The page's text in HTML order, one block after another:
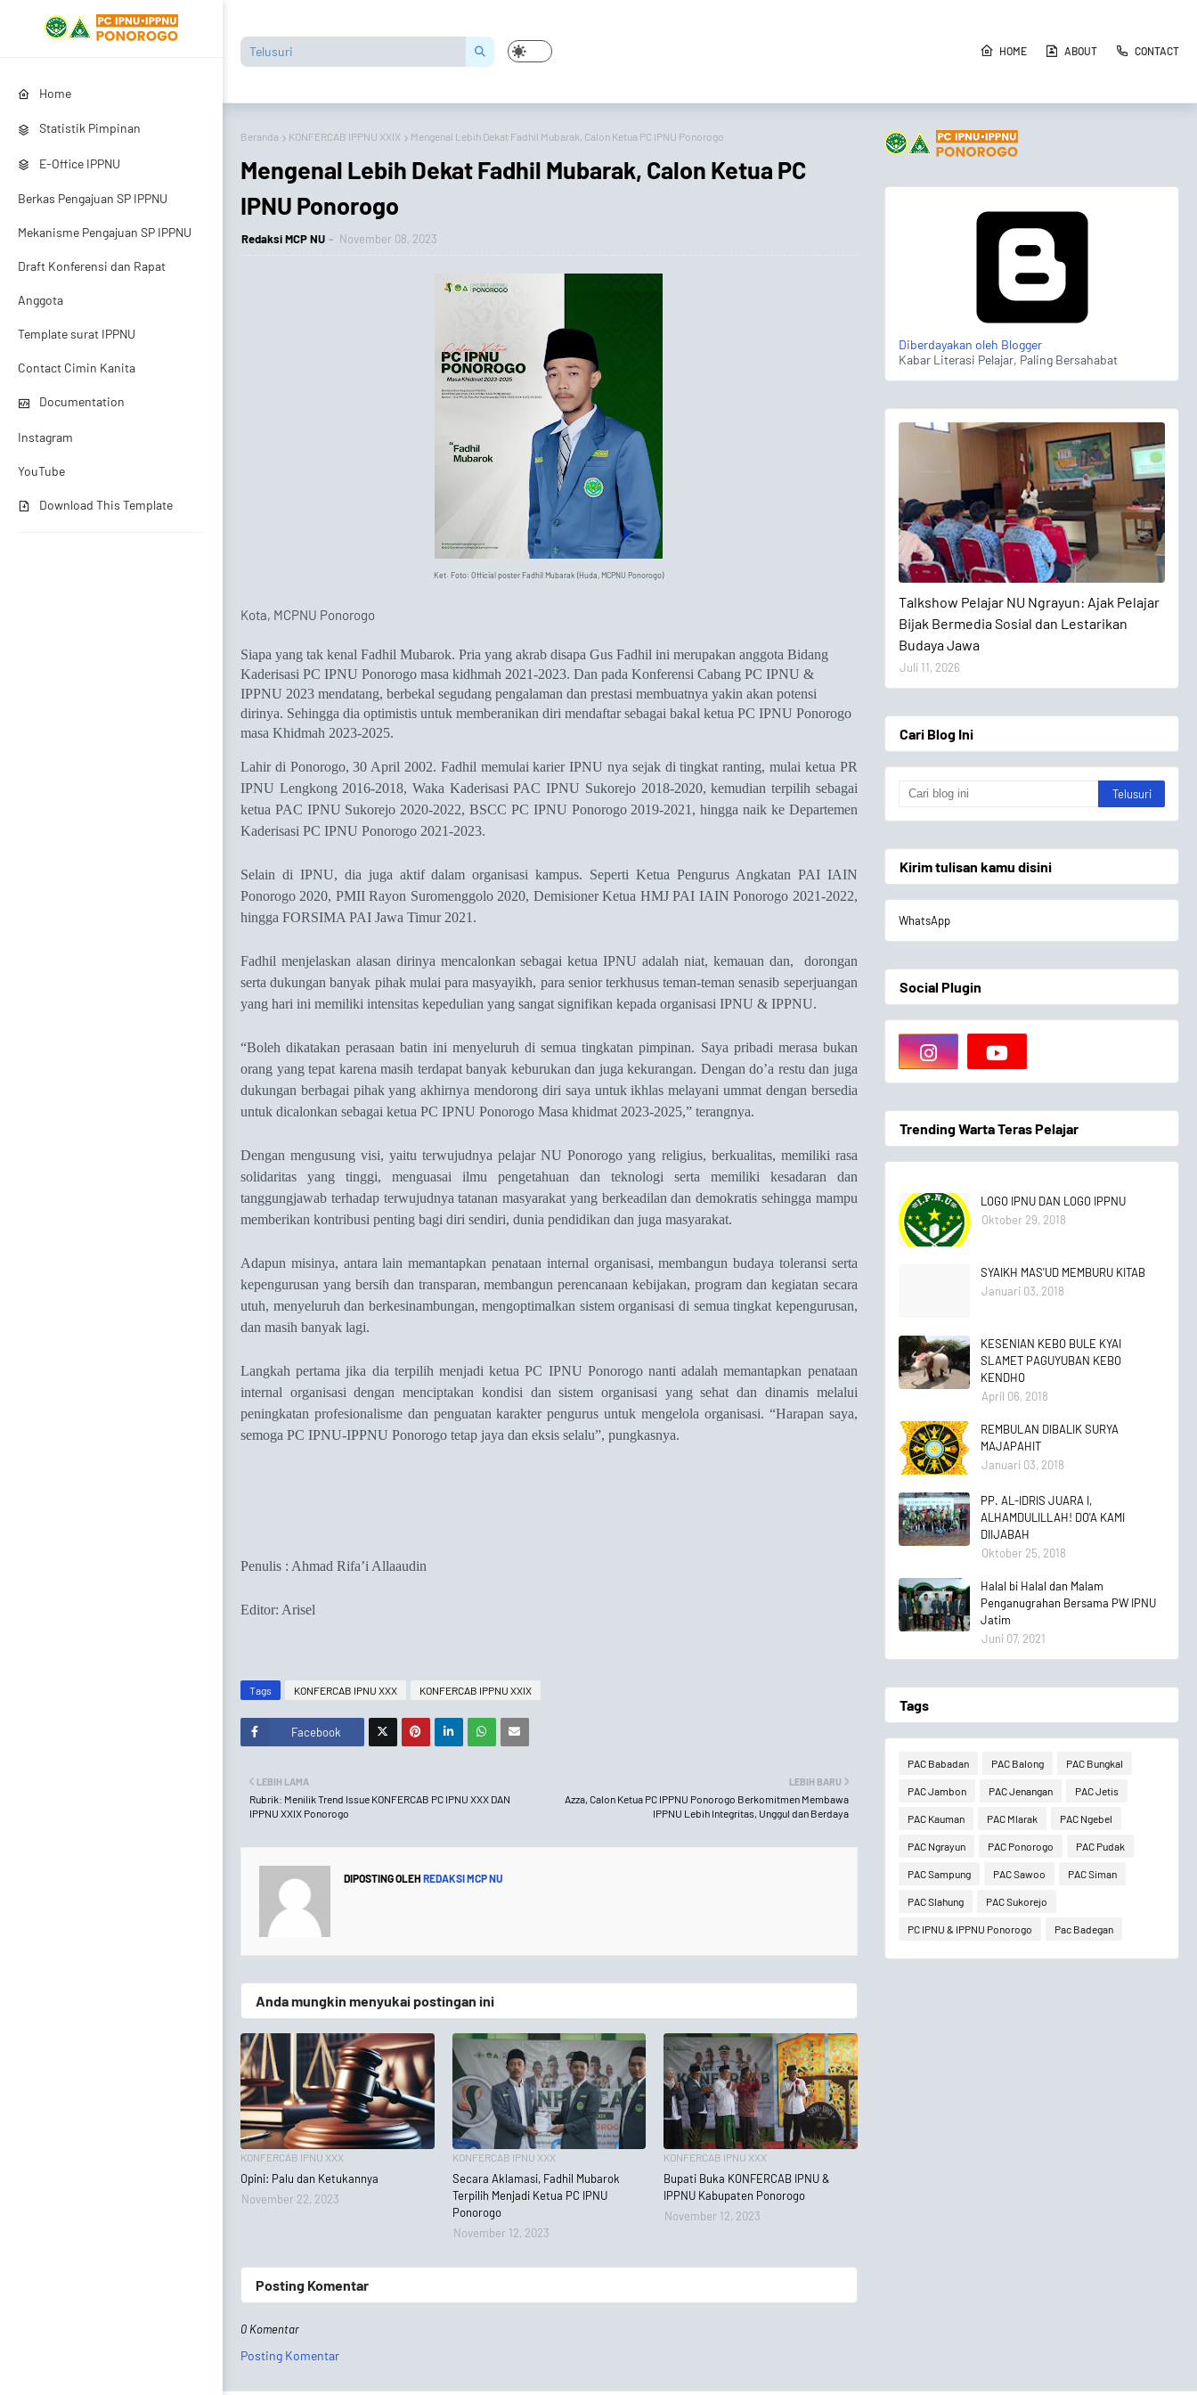
Home
Statistik Pimpinan
E-Office IPPNU
Berkas Pengajuan SP IPPNU
Mekanisme Pengajuan SP IPPNU
Draft Konferensi dan Rapat
Anggota
Template surat IPPNU
Contact Cimin Kanita
Documentation
Instagram
YouTube
Download This Template
HOME ABOUT CONTACT
Beranda KONFERCAB IPPNU XXIX Mengenal Lebih Dekat Fadhil Mubarak, Calon Ketua PC IPNU Ponorogo
Mengenal Lebih Dekat Fadhil Mubarak, Calon Ketua PC
IPNU Ponorogo
Redaksi MCP NU November 08, 2023
Ket. Foto: Official poster Fadhil Mubarak (Huda, MCPNU Ponorogo)
Kota, MCPNU Ponorogo
Siapa yang tak kenal Fadhil Mubarok. Pria yang akrab disapa Gus Fadhil ini merupakan anggota Bidang
Kaderisasi PC IPNU Ponorogo masa kidhmah 2021-2023. Dan pada Konferensi Cabang PC IPNU &
IPPNU 2023 mendatang, berbekal segudang pengalaman dan prestasi membuatnya yakin akan potensi
dirinya. Sehingga dia optimistis untuk memberanikan diri mendaftar sebagai bakal ketua PC IPNU Ponorogo
masa Khidmah 2023-2025.
Lahir di Ponorogo, 30 April 2002. Fadhil memulai karier IPNU nya sejak di tingkat ranting, mulai ketua PR
IPNU Lengkong 2016-2018, Waka Kaderisasi PAC IPNU Sukorejo 2018-2020, kemudian terpilih sebagai
ketua PAC IPNU Sukorejo 2020-2022, BSCC PC IPNU Ponorogo 2019-2021, hingga naik ke Departemen
Kaderisasi PC IPNU Ponorogo 2021-2023.
Selain di IPNU, dia juga aktif dalam organisasi kampus. Seperti Ketua Pengurus Angkatan PAI IAIN
Ponorogo 2020, PMII Rayon Suromenggolo 2020, Demisioner Ketua HMJ PAI IAIN Ponorogo 2021-2022,
hingga FORSIMA PAI Jawa Timur 2021.
Fadhil menjelaskan alasan dirinya mencalonkan sebagai ketuaIPNUadalah niat, kemauan dan,
dorongan
serta dukungan banyak pihakmulai para masyayikh, para senior terkhusus teman-teman senasib seperjuangan
yang hari ini memiliki intensitas kepedulian yang sangat signifikan kepada organisasi IPNU & IPPNU.
“Boleh dikatakan perasaan batin ini menyeluruh di semua tingkatan pimpinan. Saya pribadi merasa bukan
orang yang tepat karena masih terdapat banyak keburukan dan juga kekurangan. Dengan do’a restu dan juga
dukungan berbagai pihak yang akhirnya mendorong diri saya untuk ikhlas melayani ummat dengan bersedia
untuk dicalonkan sebagai ketua PC IPNU Ponorogo Masa khidmat 2023-2025,” terangnya.
Denganmengusung visi, yaitu terwujudnya pelajar NU Ponorogo yang religius, berkualitas, memiliki rasa
solidaritas yang tinggi, menguasai ilmu pengetahuan dan teknologi serta memiliki kesadaran dan
tanggungjawab terhadap terwujudnya tatanan masyarakat yang berkeadilan dan demokratis sehingga mampu
memberikan kontribusi penting bagi diri sendiri, dunia pendidikan dan juga masyarakat.
Adapun misinya, antara lain memantapkan penataan internal organisasi, membangun budaya toleransi serta
kepengurusan yang bersih dan transparan, membangun perencanaan kebijakan, program dan kegiatan secara
utuh, menyeluruh dan berkesinambungan, mengoptimalkan sistem organisasi di semua tingkat kepengurusan,
dan masih banyak lagi.
Langkah pertama jika dia terpilih menjadi ketua PC IPNU Ponorogo nanti adalah memantapkan penataan
internal organisasi dengan menciptakan kondisi dan sistem organisasi yang sehat dan dinamis melalui
peningkatan profesionalisme dan penguatan karakter pengurus untuk mengelola organisasi. “Harapan saya,
semoga PC IPNU-IPPNU Ponorogo tetap jaya dan eksis selalu”, pungkasnya.
Penulis : Ahmad Rifa’i Allaaudin
Editor: Arisel
Tags KONFERCAB IPNU XXX KONFERCAB IPPNU XXIX
Facebook
LEBIH BARU
Azza, Calon Ketua PC IPPNU Ponorogo Berkomitmen Membawa
IPPNU Lebih Integritas, Unggul dan Berdaya
LEBIH LAMA
Rubrik: Menilik Trend Issue KONFERCAB PC IPNU XXX DAN
IPPNU XXIX Ponorogo
DIPOSTING OLEH REDAKSI MCP NU
Anda mungkin menyukai postingan ini
KONFERCAB IPNU XXX
Opini: Palu dan Ketukannya
November 22, 2023
KONFERCAB IPNU XXX
Secara Aklamasi, Fadhil Mubarok
Terpilih Menjadi Ketua PC IPNU
Ponorogo
November 12, 2023
KONFERCAB IPNU XXX
Bupati Buka KONFERCAB IPNU &
IPPNU Kabupaten Ponorogo
November 12, 2023
Posting Komentar
0 Komentar
Posting Komentar
Diberdayakan oleh Blogger
Kabar Literasi Pelajar, Paling Bersahabat
Talkshow Pelajar NU Ngrayun: Ajak Pelajar
Bijak Bermedia Sosial dan Lestarikan
Budaya Jawa
Juli 11, 2026
Cari Blog Ini
Kirim tulisan kamu disini
WhatsApp
Social Plugin
Trending Warta Teras Pelajar
LOGO IPNU DAN LOGO IPPNU
Oktober 29, 2018
SYAIKH MAS'UD MEMBURU KITAB
Januari 03, 2018
KESENIAN KEBO BULE KYAI
SLAMET PAGUYUBAN KEBO
KENDHO
April 06, 2018
REMBULAN DIBALIK SURYA
MAJAPAHIT
Januari 03, 2018
PP. AL-IDRIS JUARA I,
ALHAMDULILLAH! DO'A KAMI
DIIJABAH
Oktober 25, 2018
Halal bi Halal dan Malam
Penganugrahan Bersama PW IPNU
Jatim
Juni 07, 2021
Tags
PAC Babadan PAC Balong PAC Bungkal
PAC Jambon PAC Jenangan PAC Jetis
PAC Kauman PAC Mlarak PAC Ngebel
PAC Ngrayun PAC Ponorogo PAC Pudak
PAC Sampung PAC Sawoo PAC Siman
PAC Slahung PAC Sukorejo
PC IPNU & IPPNU Ponorogo Pac Badegan